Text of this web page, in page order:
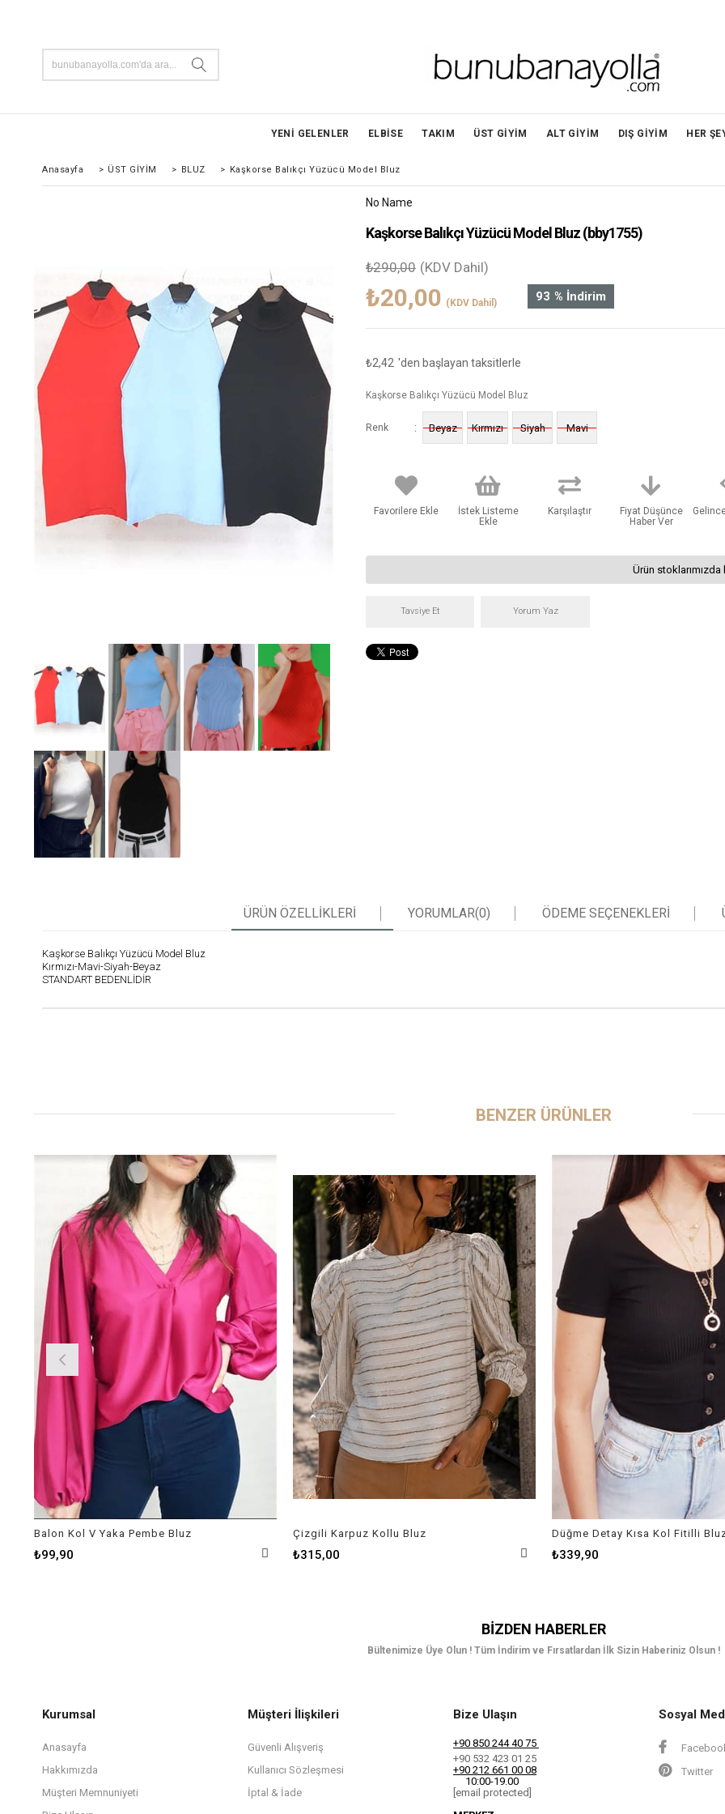
YENİ GELENLER ELBİSE TAKIM ÜST GİYİM ALT GİYİM DIŞ GİYİM HER
Anasayfa > ÜST GİYİM > BLUZ > Kaşkorse Balıkçı Yüzücü Model Bluz
No Name
Kaşkorse Balıkçı Yüzücü Model Bluz(bby1755)
%
93 İndirim
₺290,00 (KDV Dahil)
₺20,00 (KDV Dahil)
₺2,42 'den başlayan taksitlerle
Kaşkorse Balıkçı Yüzücü Model Bluz
Renk : Beyaz Kırmızı Siyah Mavi
Favorilere Ekle
İstek Listeme
Ekle
Karşılaştır
Fiyat Düşünce
Haber Ver
Ürün stoklarımızda
Tavsiye Et Yorum Yaz
ÜRÜN ÖZELLIKLERI YORUMLAR(0) ÖDEME SEÇENEKLERI
Kaşkorse Balıkçı Yüzücü Model Bluz
Kırmızı-Mavi-Siyah-Beyaz
STANDART BEDENLİDİR
BENZER ÜRÜNLER
Balon Kol V Yaka Pembe Bluz
₺99,90
Çizgili Karpuz Kollu Bluz
₺315,00
Düğme Detay Kısa Kol Fitilli
₺339,90
BIZDEN HABERLER
Bültenimize Üye Olun ! Tüm İndirim ve Fırsatlardan İlk Sizin Haberiniz Olsun !
Kurumsal
Anasayfa
Hakkımızda
Müşteri Memnuniyeti
Müşteri İlişkileri
Güvenli Alışveriş
Kullanıcı Sözleşmesi
İptal & İade
Bize Ulaşın
+90 850 244 40 75
+90 532 423 01 25
+90 212 661 00 08
10:00-19.00
[email protected]
Sosyal
Twitter